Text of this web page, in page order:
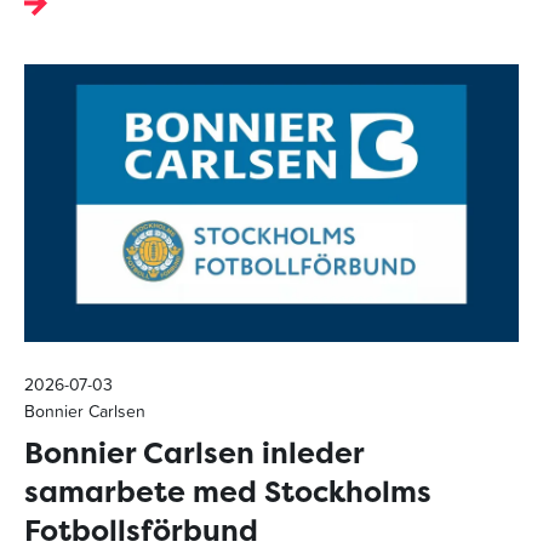
2026-07-03
Bonnier Carlsen
Bonnier Carlsen inleder
samarbete med Stockholms
Fotbollsförbund